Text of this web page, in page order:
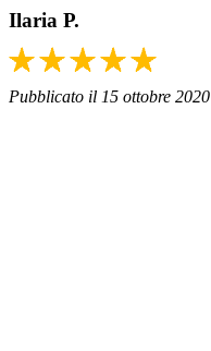
Ilaria P.
Pubblicato il 15 ottobre 2020